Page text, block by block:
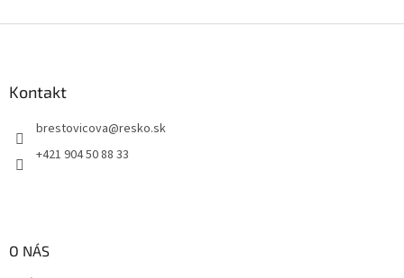
Kontakt
brestovicova@resko.sk
+421 904 50 88 33
O NÁS